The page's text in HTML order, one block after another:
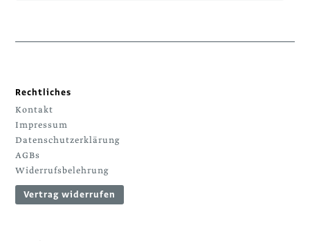
Rechtliches
Kontakt
Impressum
Datenschutzerklärung
AGBs
Widerrufsbelehrung
Vertrag widerrufen